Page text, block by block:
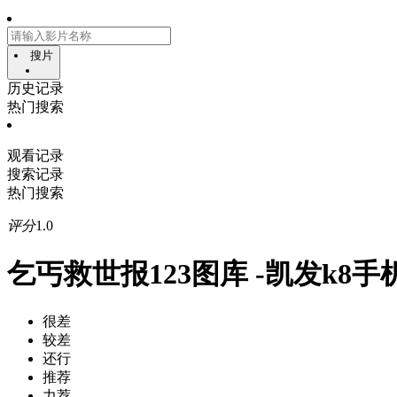
搜片
历史记录
热门搜索
观看记录
搜索记录
热门搜索
评分1.0
乞丐救世报123图库 -凯发k8手
很差
较差
还行
推荐